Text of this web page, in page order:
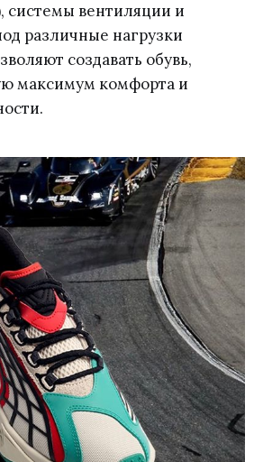
системы вентиляции и
различные нагрузки
создавать обувь,
максимум комфорта и